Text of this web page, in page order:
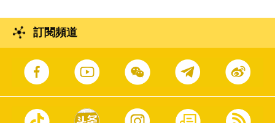
訂閱頻道